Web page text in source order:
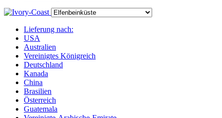
Lieferung nach:
USA
Australien
Vereinigtes Königreich
Deutschland
Kanada
China
Brasilien
Österreich
Guatemala